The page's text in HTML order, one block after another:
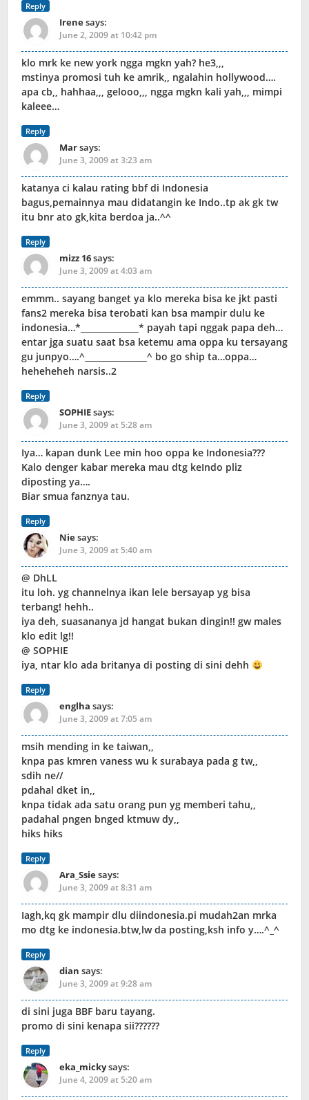
Reply
Irenesays:
June 2, 2009 at 10:42 pm
klo mrk ke new york ngga mgkn yah? he3,,,
mstinya promosi tuh ke amrik,, ngalahin hollywood….
apa cb,, hahhaa,,, gelooo,,, ngga mgkn kali yah,,, mimpi
kaleee…
Reply
Marsays:
June 3, 2009 at 3:23 am
katanya ci kalau rating bbf di Indonesia
bagus,pemainnya mau didatangin ke Indo..tp ak gk tw
itu bnr ato gk,kita berdoa ja..^^
Reply
mizz 16says:
June 3, 2009 at 4:03 am
emmm.. sayang banget ya klo mereka bisa ke jkt pasti
fans2 mereka bisa terobati kan bsa mampir dulu ke
indonesia…*______________* payah tapi nggak papa deh…
entar jga suatu saat bsa ketemu ama oppa ku tersayang
gu junpyo….^_______________^ bo go ship ta…oppa…
heheheheh narsis..2
Reply
SOPHIEsays:
June 3, 2009 at 5:28 am
Iya… kapan dunk Lee min hoo oppa ke Indonesia???
Kalo denger kabar mereka mau dtg keIndo pliz
diposting ya….
Biar smua fanznya tau.
Reply
Niesays:
June 3, 2009 at 5:40 am
@ DhLL
itu loh. yg channelnya ikan lele bersayap yg bisa
terbang! hehh..
iya deh, suasananya jd hangat bukan dingin!! gw males
klo edit lg!!
@ SOPHIE
iya, ntar klo ada britanya di posting di sini dehh
Reply
englha says:
June 3, 2009 at 7:05 am
msih mending in ke taiwan,,
knpa pas kmren vaness wu k surabaya pada g tw,,
sdih ne//
pdahal dket in,,
knpa tidak ada satu orang pun yg memberi tahu,,
padahal pngen bnged ktmuw dy,,
hiks hiks
Reply
Ara_Ssiesays:
June 3, 2009 at 8:31 am
Iagh,kq gk mampir dlu diindonesia.pi mudah2an mrka
mo dtg ke indonesia.btw,lw da posting,ksh info y….^_^
Reply
dian says:
June 3, 2009 at 9:28 am
di sini juga BBF baru tayang.
promo di sini kenapa sii??????
Reply
eka_mickysays:
June 4, 2009 at 5:20 am